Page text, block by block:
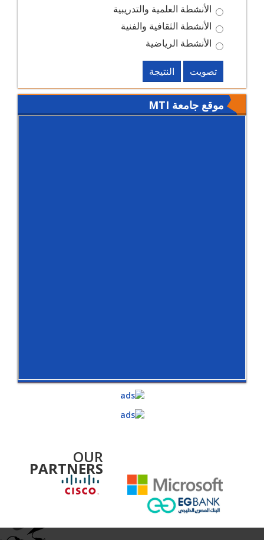
الأنشطة العلمية والتدريبية
الأنشطة الثقافية والفنية
الأنشطة الرياضية
تصويت النتيجة
موقع جامعة MTI
OUR
PARTNERS